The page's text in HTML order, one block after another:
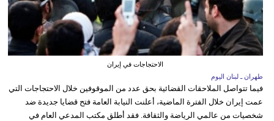
الاحتجاجات في إيران
طهران ـ لبنان اليوم
فيما تتواصل الملاحقات القضائية بحق عدد من الموقوفين خلال الاحتجاجات التي
عمت إيران خلال الفترة الماضية، أعلنت النيابة العامة فتح قضايا جديدة ضد
شخصيات من عالمي الرياضة والثقافة. فقد أطلق مكتب المدعي العام في